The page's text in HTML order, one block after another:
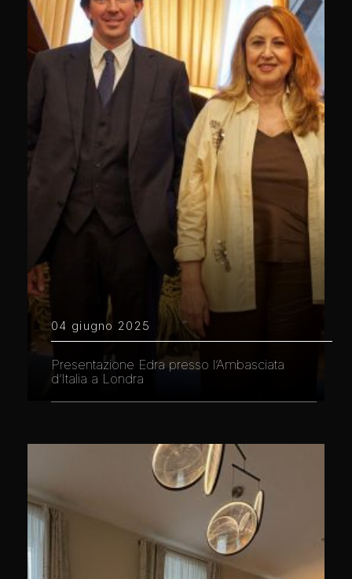
04 giugno 2025
Presentazione Edra presso l’Ambasciata
d’Italia a Londra